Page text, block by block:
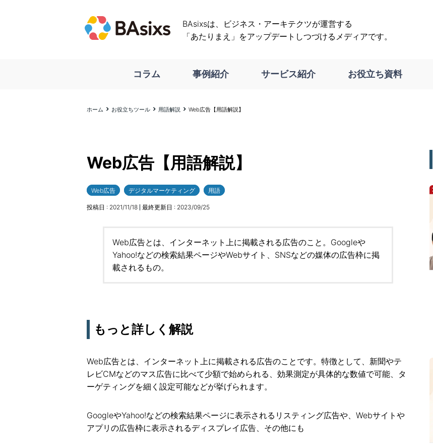
BAsixsは、ビジネス・アーキテクツが運営する
「あたりまえ」をアップデートしつづけるメディアです。
コラム 事例紹介 サービス紹介 お役立ち資料
ホーム お役立ちツール 用語解説 Web広告【用語解説】
Web広告【用語解説】
Web広告 デジタルマーケティング 用語
投稿日 : 2021/11/18 最終更新日 : 2023/09/25
Web広告とは、インターネット上に掲載される広告のこと。Googleや
Yahoo!などの検索結果ページやWebサイト、SNSなどの媒体の広告枠に掲
載されるもの。
もっと詳しく解説
Web広告とは、インターネット上に掲載される広告のことです。特徴として、新聞やテ
レビCMなどのマス広告に比べて少額で始められる、効果測定が具体的な数値で可能、タ
ーゲティングを細く設定可能などが挙げられます。
GoogleやYahoo!などの検索結果ページに表示されるリスティング広告や、Webサイトや
アプリの広告枠に表示されるディスプレイ広告、その他にも